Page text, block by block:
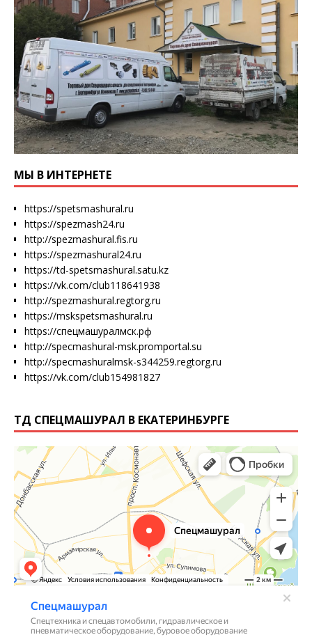
МЫ В ИНТЕРНЕТЕ
https://spetsmashural.ru
https://spezmash24.ru
http://spezmashural.fis.ru
https://spezmashural24.ru
https://td-spetsmashural.satu.kz
https://vk.com/club118641938
http://spezmashural.regtorg.ru
https://mskspetsmashural.ru
https://спецмашуралмск.рф
http://specmashural-msk.promportal.su
http://specmashuralmsk-s344259.regtorg.ru
https://vk.com/club154981827
ТД СПЕЦМАШУРАЛ В ЕКАТЕРИНБУРГЕ